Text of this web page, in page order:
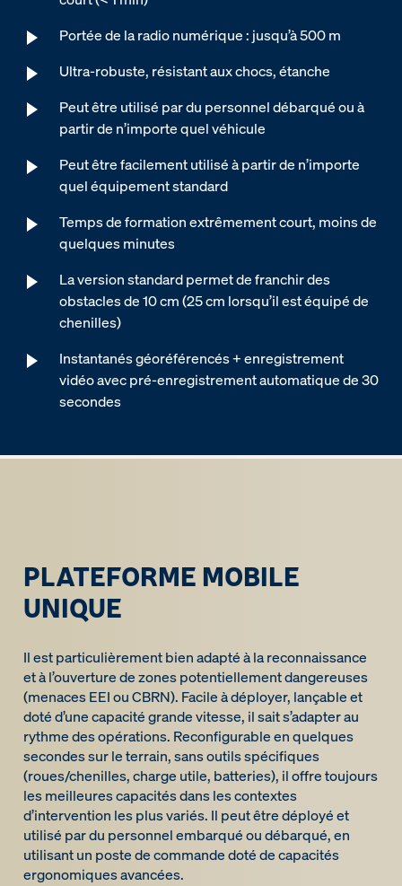
Portée de la radio numérique : jusqu’à 500 m
Ultra-robuste, résistant aux chocs, étanche
Peut être utilisé par du personnel débarqué ou à
partir de n’importe quel véhicule
Peut être facilement utilisé à partir de n’importe
quel équipement standard
Temps de formation extrêmement court, moins de
quelques minutes
La version standard permet de franchir des
obstacles de 10 cm (25 cm lorsqu’il est équipé de
chenilles)
Instantanés géoréférencés + enregistrement
vidéo avec pré-enregistrement automatique de 30
secondes
PLATEFORME MOBILE
UNIQUE
Il est particulièrement bien adapté à la reconnaissance
et à l’ouverture de zones potentiellement dangereuses
(menaces EEI ou CBRN). Facile à déployer, lançable et
doté d’une capacité grande vitesse, il sait s’adapter au
rythme des opérations. Reconfigurable en quelques
secondes sur le terrain, sans outils spécifiques
(roues/chenilles, charge utile, batteries), il offre toujours
les meilleures capacités dans les contextes
d’intervention les plus variés. Il peut être déployé et
utilisé par du personnel embarqué ou débarqué, en
utilisant un poste de commande doté de capacités
ergonomiques avancées.